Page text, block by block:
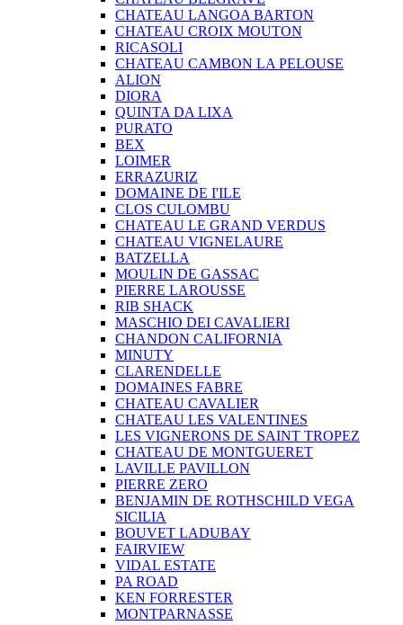
CHATEAU LANGOA BARTON
CHATEAU CROIX MOUTON
RICASOLI
CHATEAU CAMBON LA PELOUSE
ALION
DIORA
QUINTA DA LIXA
PURATO
BEX
LOIMER
ERRAZURIZ
DOMAINE DE I'ILE
CLOS CULOMBU
CHATEAU LE GRAND VERDUS
CHATEAU VIGNELAURE
BATZELLA
MOULIN DE GASSAC
PIERRE LAROUSSE
RIB SHACK
MASCHIO DEI CAVALIERI
CHANDON CALIFORNIA
MINUTY
CLARENDELLE
DOMAINES FABRE
CHATEAU CAVALIER
CHATEAU LES VALENTINES
LES VIGNERONS DE SAINT TROPEZ
CHATEAU DE MONTGUERET
LAVILLE PAVILLON
PIERRE ZERO
BENJAMIN DE ROTHSCHILD VEGA
SICILIA
BOUVET LADUBAY
FAIRVIEW
VIDAL ESTATE
PA ROAD
KEN FORRESTER
MONTPARNASSE